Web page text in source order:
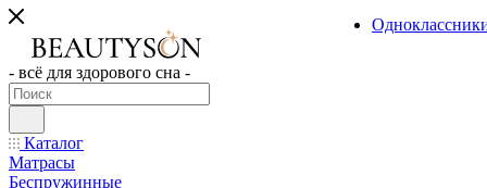
- всё для здорового сна -
Каталог
Матрасы
Беспружинные